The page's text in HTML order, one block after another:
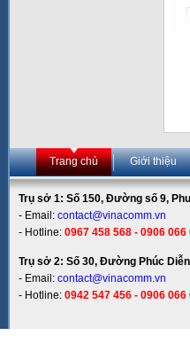
Trang chủ Giới thiệu
Trụ sở 1: Số 150, Đường số 9,
- Email: contact@vinacomm.vn
- Hotline: 0967 458 568 - 0906
Trụ sở 2: Số 30, Đường Phúc
- Email: contact@vinacomm.vn
- Hotline: 0942 547 456 - 0906